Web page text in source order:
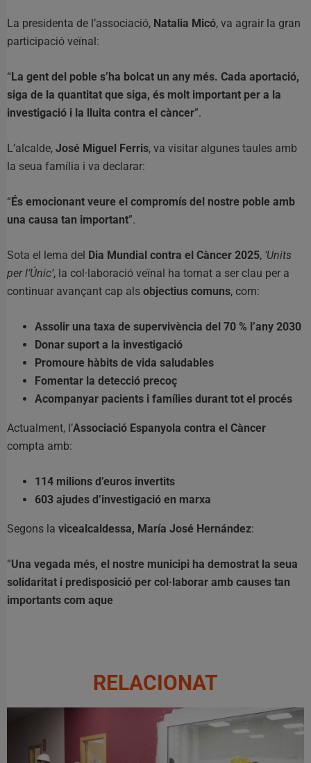
La presidenta de l’associació, Natalia Micó, va agrair la gran
participació veïnal:
“La gent del poble s’ha bolcat un any més. Cada aportació,
siga de la quantitat que siga, és molt important per a la
investigació i la lluita contra el càncer”.
L’alcalde, José Miguel Ferris, va visitar algunes taules amb
la seua família i va declarar:
“És emocionant veure el compromís del nostre poble amb
una causa tan important”.
Sota el lema del Dia Mundial contra el Càncer 2025, ‘Units
per l’Únic’, la col·laboració veïnal ha tornat a ser clau per a
continuar avançant cap als objectius comuns, com:
Assolir una taxa de supervivència del 70 % l’any 2030
Donar suport a la investigació
Promoure hàbits de vida saludables
Fomentar la detecció precoç
Acompanyar pacients i famílies durant tot el procés
Actualment, l’Associació Espanyola contra el Càncer
compta amb:
114 milions d’euros invertits
603 ajudes d’investigació en marxa
Segons la vicealcaldessa, María José Hernández:
“Una vegada més, el nostre municipi ha demostrat la seua
solidaritat i predisposició per col·laborar amb causes tan
importants com aque
RELACIONAT